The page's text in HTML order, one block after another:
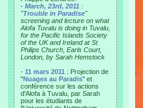
- March, 23rd, 2011 :
"Trouble in Paradise"
screening and lecture on what
Alofa Tuvalu is doing in Tuvalu,
for the Pacific Islands Society
of the UK and Ireland at St
Philips Church, Earls Court,
London, by Sarah Hemstock
- 11 mars 2011 : Projection de
"Nuages au Paradis" et
conférence sur les actions
d'Alofa à Tuvalu, par Sarah
pour les étudiants de